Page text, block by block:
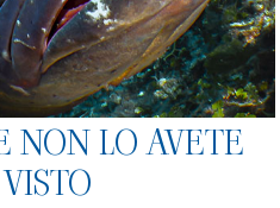
NON LO AVETE